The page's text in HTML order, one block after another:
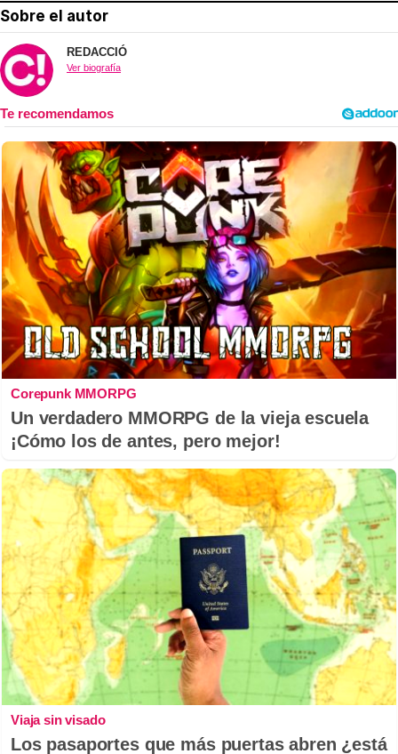
Sobre el autor
REDACCIÓ
Ver biografía
Corepunk MMORPG
Un verdadero MMORPG de la vieja escuela
¡Cómo los de antes, pero mejor!
Viaja sin visado
Los pasaportes que más puertas abren ¿está